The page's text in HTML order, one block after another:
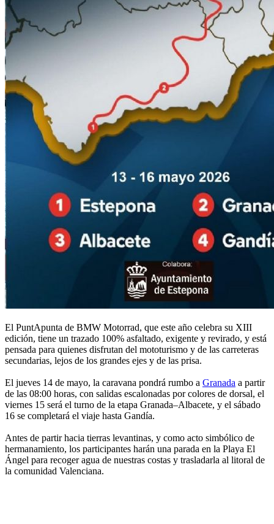
El PuntApunta de BMW Motorrad, que este año celebra su XIII
edición, tiene un trazado 100% asfaltado, exigente y revirado, y está
pensada para quienes disfrutan del mototurismo y de las carreteras
secundarias, lejos de los grandes ejes y de las prisa.
El jueves 14 de mayo, la caravana pondrá rumbo a Granada a partir
de las 08:00 horas, con salidas escalonadas por colores de dorsal, el
viernes 15 será el turno de la etapa Granada–Albacete, y el sábado
16 se completará el viaje hasta Gandía.
Antes de partir hacia tierras levantinas, y como acto simbólico de
hermanamiento, los participantes harán una parada en la Playa El
Ángel para recoger agua de nuestras costas y trasladarla al litoral de
la comunidad Valenciana.